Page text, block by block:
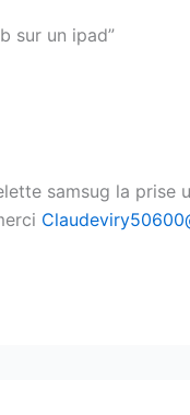
sur un ipad”
samsug la prise